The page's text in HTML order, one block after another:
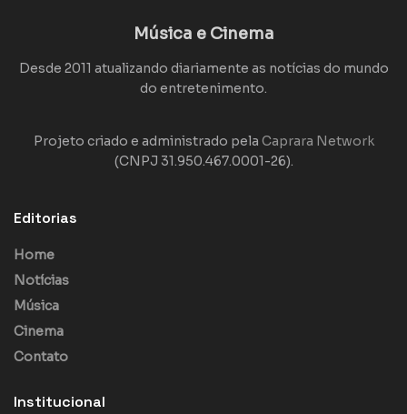
Música e Cinema
Desde 2011 atualizando diariamente as notícias do mundo
do entretenimento.
Projeto criado e administrado pela Caprara Network
(CNPJ 31.950.467.0001-26).
Editorias
Home
Notícias
Música
Cinema
Contato
Institucional